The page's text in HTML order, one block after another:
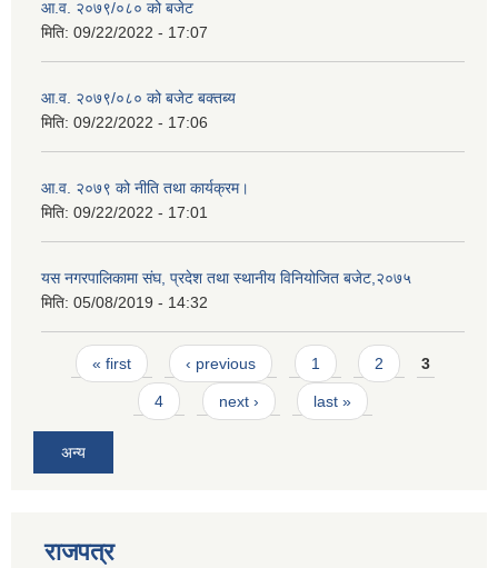
आ.व. २०७९/०८० को बजेट
मिति: 09/22/2022 - 17:07
आ.व. २०७९/०८० को बजेट बक्तब्य
मिति: 09/22/2022 - 17:06
आ.व. २०७९ को नीति तथा कार्यक्रम।
मिति: 09/22/2022 - 17:01
यस नगरपालिकामा संघ, प्रदेश तथा स्थानीय विनियोजित बजेट,२०७५
मिति: 05/08/2019 - 14:32
Pages
« first ‹ previous 1 2 3
4 next › last »
अन्य
राजपत्र